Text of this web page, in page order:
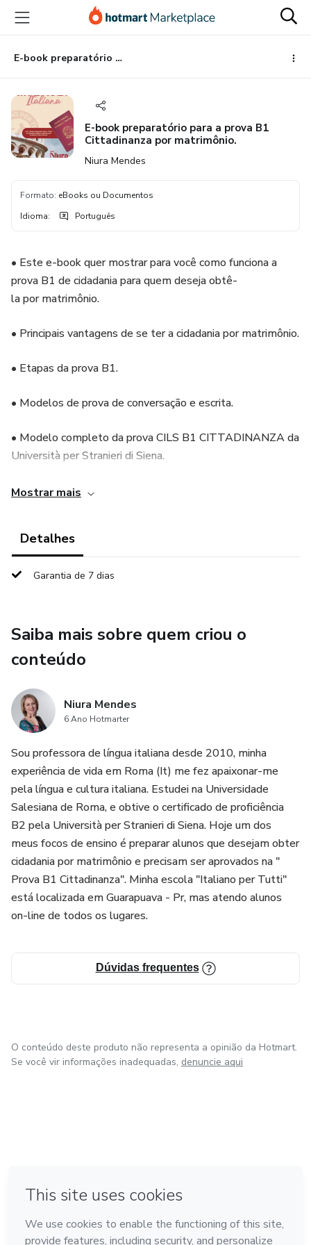
para
conteúdo
principal
para
pagamento
para
rodapé
E-book preparatório para a prova B1 Cittadinanza por matrimônio.
E-book preparatório para a prova B1
Cittadinanza por matrimônio.
Niura Mendes
Formato: eBooks ou Documentos
Idioma: Português
• Este e-book quer mostrar para você como funciona a
prova B1 de cidadania para quem deseja obtê-
la por matrimônio.
• Principais vantagens de se ter a cidadania por matrimônio.
• Etapas da prova B1.
• Modelos de prova de conversação e escrita.
• Modelo completo da prova CILS B1 CITTADINANZA da
Università per Stranieri di Siena.
• Locais no Brasil onde o exame é aplicado.
contato com l'insegnante!
Mostrar mais
Detalhes
Garantia de 7 dias
Saiba mais sobre quem criou o
conteúdo
Niura Mendes
6 Ano Hotmarter
Sou professora de língua italiana desde 2010, minha
experiência de vida em Roma (It) me fez apaixonar-me
pela língua e cultura italiana. Estudei na Universidade
Salesiana de Roma, e obtive o certificado de proficiência
B2 pela Università per Stranieri di Siena. Hoje um dos
meus focos de ensino é preparar alunos que desejam obter
cidadania por matrimônio e precisam ser aprovados na "
Prova B1 Cittadinanza". Minha escola "Italiano per Tutti"
está localizada em Guarapuava - Pr, mas atendo alunos
on-line de todos os lugares.
Dúvidas frequentes
O conteúdo deste produto não representa a opinião da Hotmart.
Se você vir informações inadequadas, denuncie aqui
Feito com ❤ na Cidade do México